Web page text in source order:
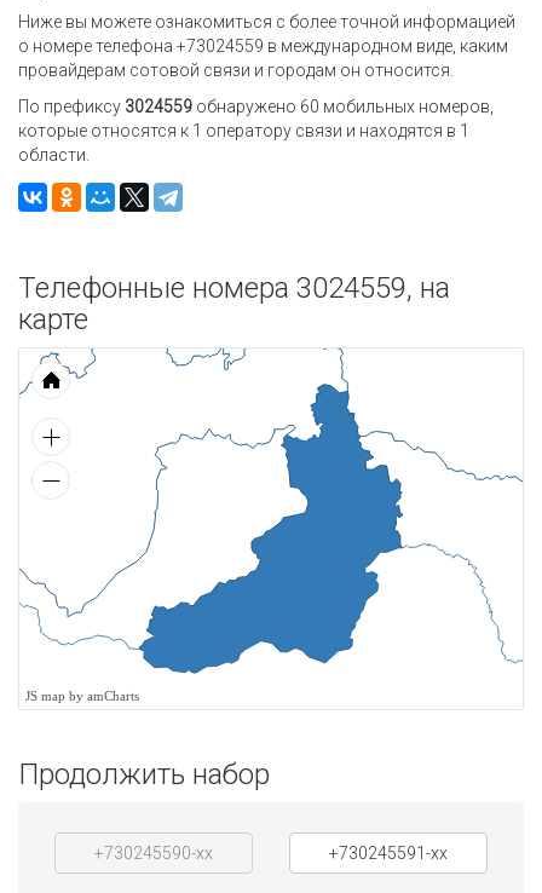
Ниже вы можете ознакомиться с более точной информацией
о номере телефона +73024559 в международном виде, каким
провайдерам сотовой связи и городам он относится.
По префиксу 3024559 обнаружено 60 мобильных номеров,
которые относятся к 1 оператору связи и находятся в 1
области.
Телефонные номера 3024559, на
карте
JS map by amCharts
Продолжить набор
+730245590-xx +730245591-xx